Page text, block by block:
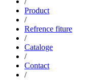
Product
/
Refrence fiture
/
Cataloge
/
Contact
/